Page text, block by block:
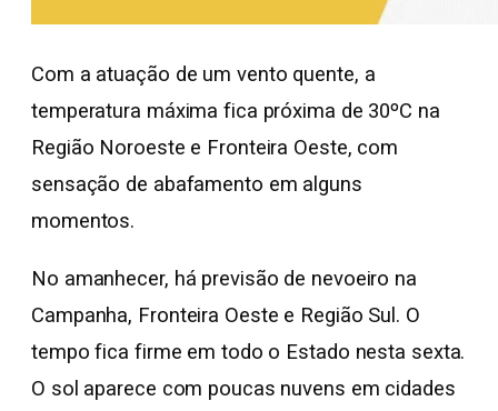
Com a atuação de um vento quente, a
temperatura máxima fica próxima de 30ºC na
Região Noroeste e Fronteira Oeste, com
sensação de abafamento em alguns
momentos.
No amanhecer, há previsão de nevoeiro na
Campanha, Fronteira Oeste e Região Sul. O
tempo fica firme em todo o Estado nesta sexta.
O sol aparece com poucas nuvens em cidades